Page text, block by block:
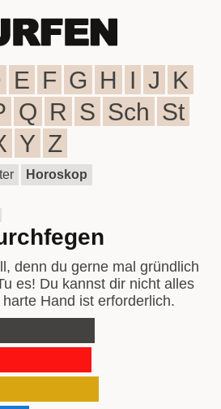
E F G H I J K
Q R S Sch St
Y Z
Horoskop
denn du gerne mal gründlich
es! Du kannst dir nicht alles
Hand ist erforderlich.